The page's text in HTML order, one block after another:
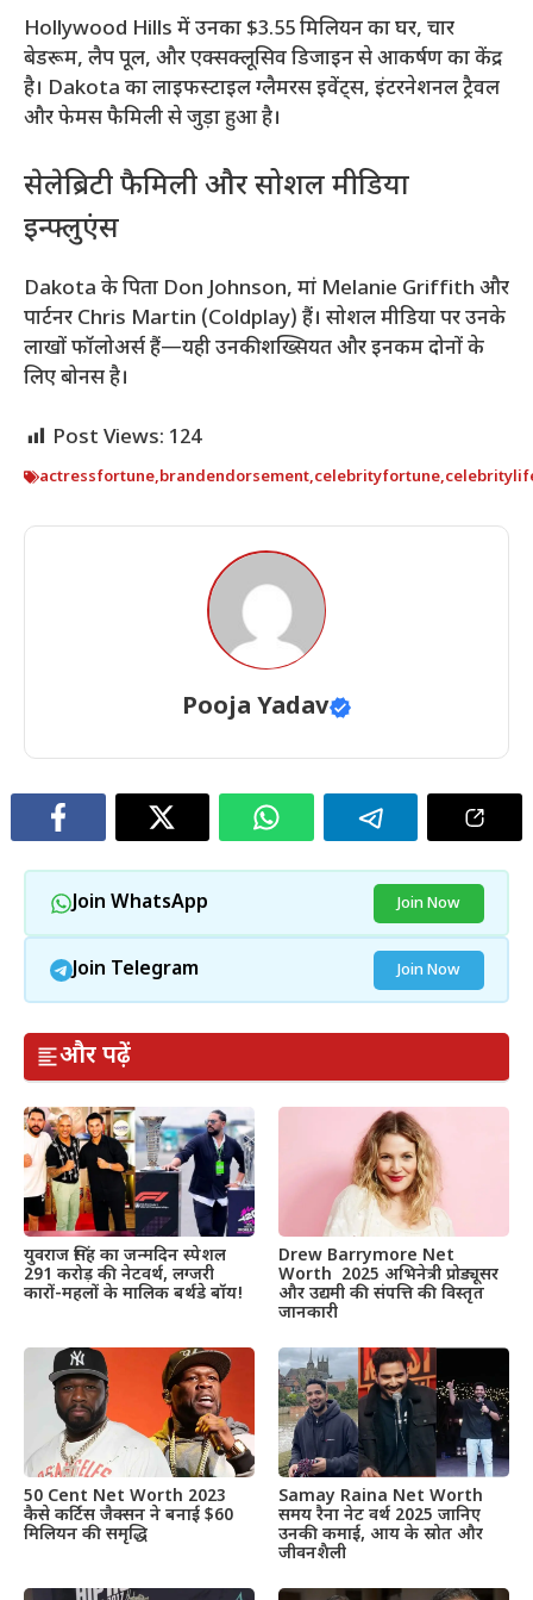
Hollywood Hills में उनका $3.55 मिलियन का घर, चार
बेडरूम, लैप पूल, और एक्सक्लूसिव डिजाइन से आकर्षण का केंद्र
है। Dakota का लाइफस्टाइल ग्लैमरस इवेंट्स, इंटरनेशनल ट्रैवल
और फेमस फैमिली से जुड़ा हुआ है।
सेलेब्रिटी फैमिली और सोशल मीडिया
इन्फ्लुएंस
Dakota के पिता Don Johnson, मां Melanie Griffith और
पार्टनर Chris Martin (Coldplay) हैं। सोशल मीडिया पर उनके
लाखों फॉलोअर्स हैं—यही उनकी शख्सियत और इनकम दोनों के
लिए बोनस है।
Post Views: 124
actressfortune,brandendorsement,celebrityfortune,
Pooja Yadav
Join WhatsApp Join Now
Join Telegram Join Now
और पढ़ें
युवराज सिंह का जन्मदिन स्पेशल
291 करोड़ की नेटवर्थ, लग्जरी
कारों-महलों के मालिक बर्थडे बॉय!
Drew Barrymore Net
Worth 2025 अभिनेत्री प्रोड्यूसर
और उद्यमी की संपत्ति की विस्तृत
जानकारी
50 Cent Net Worth 2023
कैसे कर्टिस जैक्सन ने बनाई $60
मिलियन की समृद्धि
Samay Raina Net Worth
समय रैना नेट वर्थ 2025 जानिए
उनकी कमाई, आय के स्रोत और
जीवनशैली